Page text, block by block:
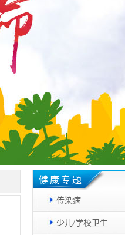
健康专题
传染病
少儿/学校卫生